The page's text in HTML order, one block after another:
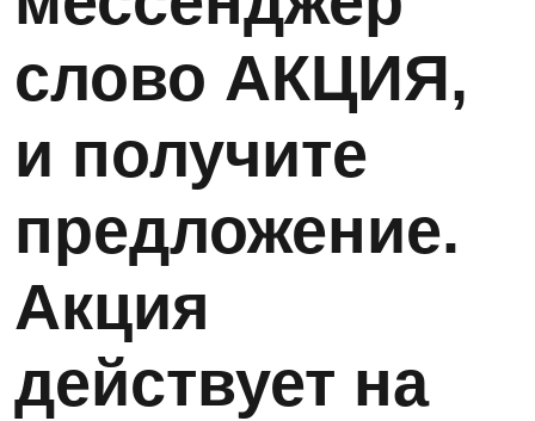
слово АКЦИЯ,
и получите
предложение.
Акция
действует на